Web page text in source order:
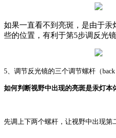
如果一直看不到亮斑，是由于汞
些的位置，有利于第5步调反光镜
5、调节反光镜的三个调节螺杆（
如何判断视野中出现的亮斑是汞灯本
先调上下两个螺杆，让视野中出现第